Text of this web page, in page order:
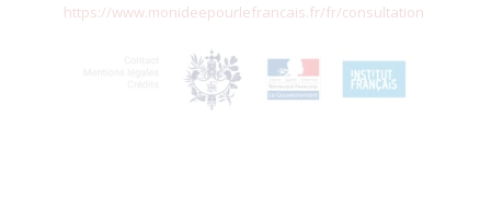
https://www.monideepourlefrancais.fr/fr/consultation